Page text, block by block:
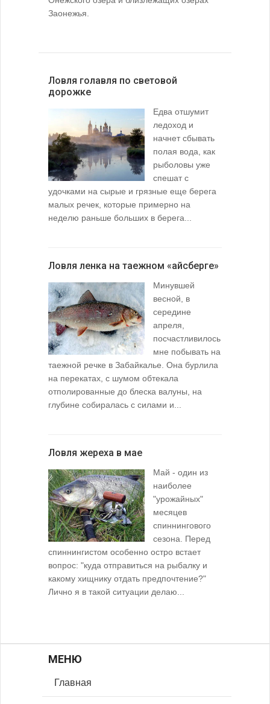
Заонежья.
Ловля голавля по световой
дорожке
Едва отшумит
ледоход и
начнет сбывать
полая вода, как
рыболовы уже
спешат с
удочками на сырые и грязные еще берега
малых речек, которые примерно на
неделю раньше больших в берега...
Ловля ленка на таежном «айсберге»
Минувшей
весной, в
середине
апреля,
посчастливилось
мне побывать на
таежной речке в Забайкалье. Она бурлила
на перекатах, с шумом обтекала
отполированные до блеска валуны, на
глубине собиралась с силами и...
Ловля жереха в мае
Май - один из
наиболее
"урожайных"
месяцев
спиннингового
сезона. Перед
спиннингистом особенно остро встает
вопрос: "куда отправиться на рыбалку и
какому хищнику отдать предпочтение?"
Лично я в такой ситуации делаю...
МЕНЮ
Главная